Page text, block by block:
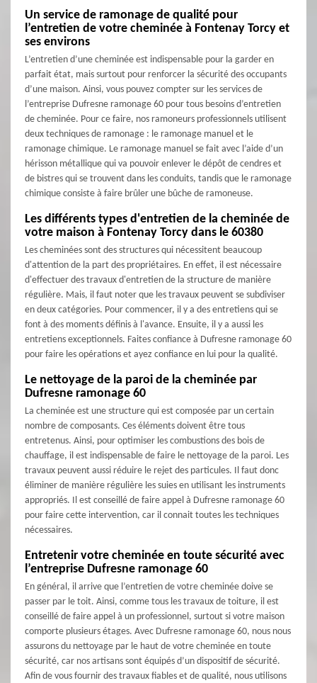
Un service de ramonage de qualité pour
l’entretien de votre cheminée à Fontenay Torcy et
ses environs
L’entretien d’une cheminée est indispensable pour la garder en
parfait état, mais surtout pour renforcer la sécurité des occupants
d’une maison. Ainsi, vous pouvez compter sur les services de
l’entreprise Dufresne ramonage 60 pour tous besoins d’entretien
de cheminée. Pour ce faire, nos ramoneurs professionnels utilisent
deux techniques de ramonage : le ramonage manuel et le
ramonage chimique. Le ramonage manuel se fait avec l’aide d’un
hérisson métallique qui va pouvoir enlever le dépôt de cendres et
de bistres qui se trouvent dans les conduits, tandis que le ramonage
chimique consiste à faire brûler une bûche de ramoneuse.
Les différents types d'entretien de la cheminée de
votre maison à Fontenay Torcy dans le 60380
Les cheminées sont des structures qui nécessitent beaucoup
d'attention de la part des propriétaires. En effet, il est nécessaire
d'effectuer des travaux d'entretien de la structure de manière
régulière. Mais, il faut noter que les travaux peuvent se subdiviser
en deux catégories. Pour commencer, il y a des entretiens qui se
font à des moments définis à l'avance. Ensuite, il y a aussi les
entretiens exceptionnels. Faites confiance à Dufresne ramonage 60
pour faire les opérations et ayez confiance en lui pour la qualité.
Le nettoyage de la paroi de la cheminée par
Dufresne ramonage 60
La cheminée est une structure qui est composée par un certain
nombre de composants. Ces éléments doivent être tous
entretenus. Ainsi, pour optimiser les combustions des bois de
chauffage, il est indispensable de faire le nettoyage de la paroi. Les
travaux peuvent aussi réduire le rejet des particules. Il faut donc
éliminer de manière régulière les suies en utilisant les instruments
appropriés. Il est conseillé de faire appel à Dufresne ramonage 60
pour faire cette intervention, car il connait toutes les techniques
nécessaires.
Entretenir votre cheminée en toute sécurité avec
l’entreprise Dufresne ramonage 60
En général, il arrive que l’entretien de votre cheminée doive se
passer par le toit. Ainsi, comme tous les travaux de toiture, il est
conseillé de faire appel à un professionnel, surtout si votre maison
comporte plusieurs étages. Avec Dufresne ramonage 60, nous nous
assurons du nettoyage par le haut de votre cheminée en toute
sécurité, car nos artisans sont équipés d’un dispositif de sécurité.
Afin de vous fournir des travaux fiables et de qualité, nous utilisons